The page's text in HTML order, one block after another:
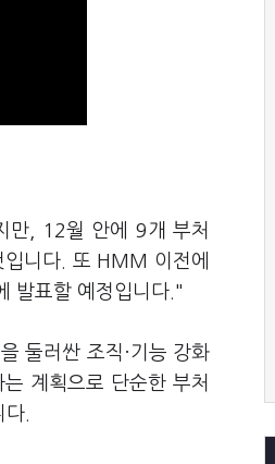
만, 12월 안에 9개 부처
니다. 또 HMM 이전에
발표할 예정입니다."
둘러싼 조직·기능 강화
계획으로 단순한 부처
.